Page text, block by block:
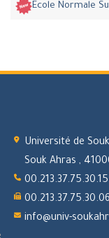
Ecole Normale
Université de
Souk Ahras ,
00.213.37.75.30.15
00.213.37.75.30.06
info@univ-